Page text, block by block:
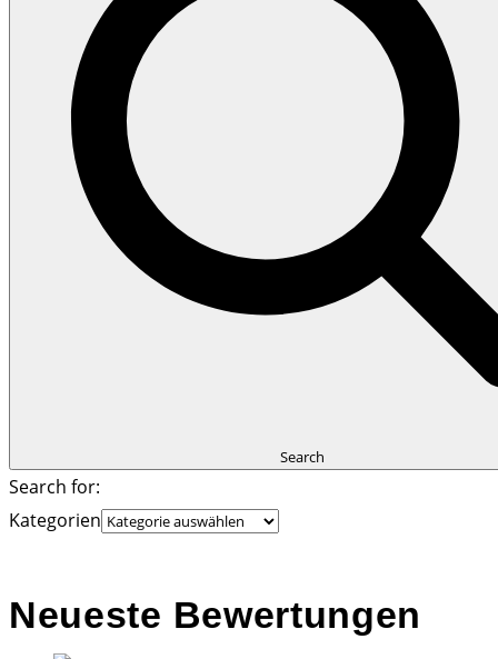
Search
Search for:
Kategorien
Neueste Bewertungen